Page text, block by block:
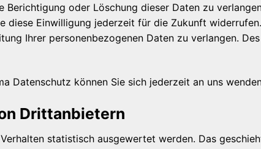
Berichtigung oder Löschung dieser Daten zu
diese Einwilligung jederzeit für die Zukunft
Ihrer personenbezogenen Daten zu verlangen.
Datenschutz können Sie sich jederzeit an uns
Dritt­anbietern
statistisch ausgewertet werden. Das